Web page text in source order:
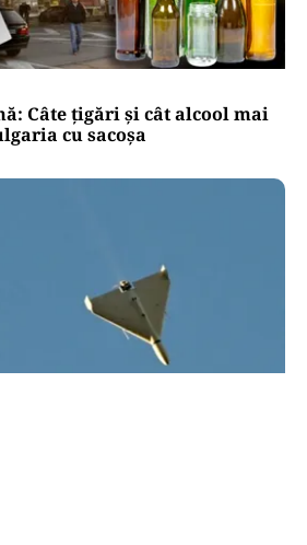
Câte țigări și cât alcool mai
cu sacoșa